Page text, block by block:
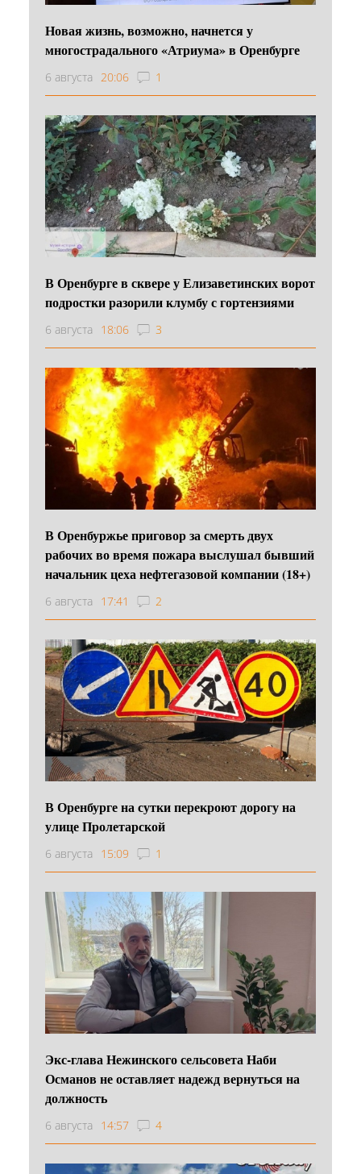
Новая жизнь, возможно, начнется у
многострадального «Атриума» в Оренбурге
6 августа 20:06 1
В Оренбурге в сквере у Елизаветинских ворот
подростки разорили клумбу с гортензиями
6 августа 18:06 3
В Оренбуржье приговор за смерть двух
рабочих во время пожара выслушал бывший
начальник цеха нефтегазовой компании (18+)
6 августа 17:41 2
В Оренбурге на сутки перекроют дорогу на
улице Пролетарской
6 августа 15:09 1
Экс-глава Нежинского сельсовета Наби
Османов не оставляет надежд вернуться на
должность
6 августа 14:57 4